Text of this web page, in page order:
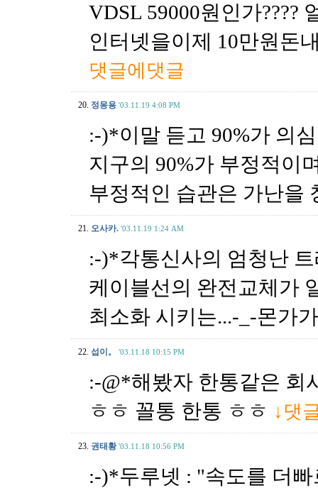
VDSL 59000원인가????
인터넷을이제 10만원돈
댓글에댓글
20. 정몽용 '03.11.19 4:08 PM
:-)*이말 듣고 90%가 의
지구의 90%가 부정적이
부정적인 습관은 가난을
21. 오사카. '03.11.19 1:24 AM
:-)*각통신사의 엄청난
케이블선의 완전교체가
최소화 시키는...-_-몬가
22. 섭이。 '03.11.18 10:15 PM
:-@*해봤자 한통같은 회
ㅎㅎ 꼴통 한통 ㅎㅎ ↓댓
23. 권태황 '03.11.18 10:56 PM
:-)*두루넷 : "속도를 더